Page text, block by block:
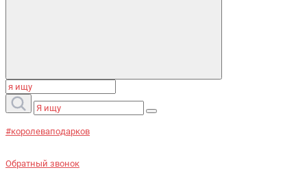
#королеваподарков
Обратный звонок